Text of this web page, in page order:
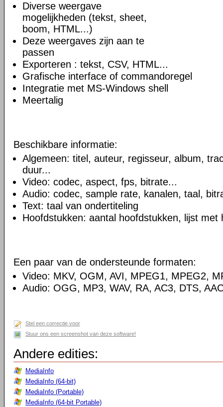
Diverse weergave
mogelijkheden (tekst, sheet,
boom, HTML...)
Deze weergaves zijn aan te
passen
Exporteren : tekst, CSV, HTML...
Grafische interface of commandoregel
Integratie met MS-Windows shell
Meertalig
Beschikbare informatie:
Algemeen: titel, auteur, regisseur, album,
duur...
Video: codec, aspect, fps, bitrate...
Audio: codec, sample rate, kanalen, taal,
Text: taal van ondertiteling
Hoofdstukken: aantal hoofdstukken, lijst met
Een paar van de ondersteunde formaten:
Video: MKV, OGM, AVI, MPEG1, MPEG2,
Audio: OGG, MP3, WAV, RA, AC3, DTS,
Stel een correctie voor
Stuur ons een screenshot van deze software!
Andere edities:
MediaInfo
MediaInfo (64-bit)
MediaInfo (Portable)
MediaInfo (64-bit Portable)